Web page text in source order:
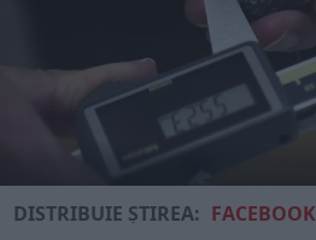
DISTRIBUIE ȘTIREA: FACEBOOK